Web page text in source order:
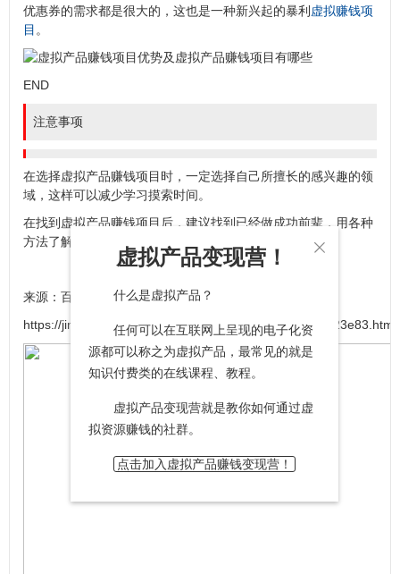
优惠券的需求都是很大的，这也是一种新兴起的暴利 虚拟赚钱项
目 。
END
注意事项
在选择虚拟产品赚钱项目时，一定选择自己所擅长的感兴趣的领
域，这样可以减少学习摸索时间。
在找到虚拟产品赚钱项目后，建议找到已经做成功前辈，用各种
方法了解他们的运作模式，这样可以有效成功率。
来源：百度经验
https://jingyan.baidu.com/article/f79b7cb32bbaf29144023e83.html

虚拟产品变现营！
什么是虚拟产品？
任何可以在互联网上呈现的电子化资
源都可以称之为虚拟产品，最常见的就是
知识付费类的在线课程、教程。
虚拟产品变现营就是教你如何通过虚
拟资源赚钱的社群。
点击加入虚拟产品赚钱变现营！